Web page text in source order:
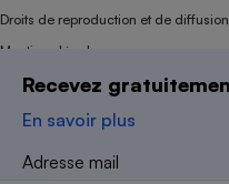
Recevez
En savoir plus
Adresse mail
Droits de reproduction et de diffusion
Mentions légales
Panel
Association indépendante de l’État,
distributeurs depuis 1951.